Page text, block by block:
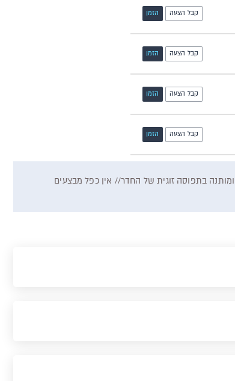
קבל הצעה הזמן
קבל הצעה הזמן
קבל הצעה הזמן
קבל הצעה הזמן
ספקי השירותים// המחיר המוצג הוא לנוסע בודד מעל גיל 12 בחדר סטנדרטי לשניים, ומותנה בתפוסה זוגית של החדר// אין כפל מבצעים